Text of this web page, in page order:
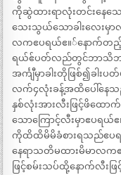
ကိုဆွဲထားရာလုံးတင်းနေသေ
သေးသွယ်သောခါးလေးမှာ
လကဧပရယ်ဧ။်နောက်တည့်
ရယ်ဧ်ပတ်လည်တွင်ဘာသိဘ
အင်္ကျီမှာခါးတိုဖြစ်၍ခါ
လက်၄လုံးခန့်အထိပေါ်နေ
နှစ်လုံးအားလီးဖြင့်ဖိထ
သောကြောင့်လီးမှာဧပရ
ကိုထိထိမိမိခံစားရသည်ဧပရယ်
နေရာသတိမထားမိမာလက
ဖြင့်စမ်းသပ်ထို့နောက်လီး